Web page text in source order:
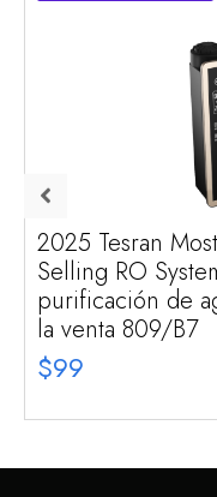
2025 Tesran
Selling RO
purificación de
la venta 809/B7
$99